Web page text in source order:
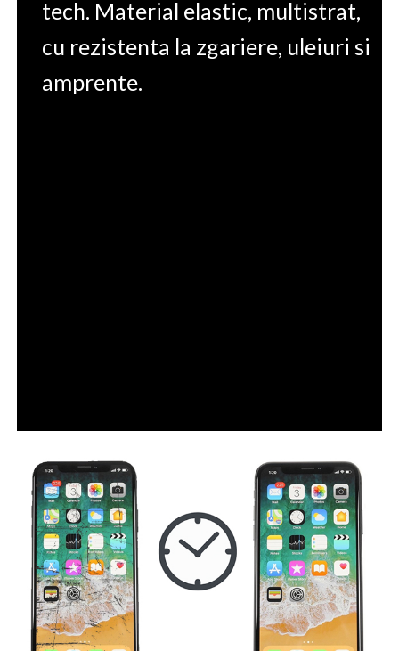
tech. Material elastic, multistrat,
cu rezistenta la zgariere, uleiuri si
amprente.